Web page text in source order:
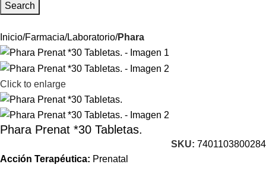
Search
Inicio Farmacia Laboratorio Phara
Click to enlarge
Phara Prenat *30 Tabletas.
SKU: 7401103800284
Acción Terapéutica: Prenatal